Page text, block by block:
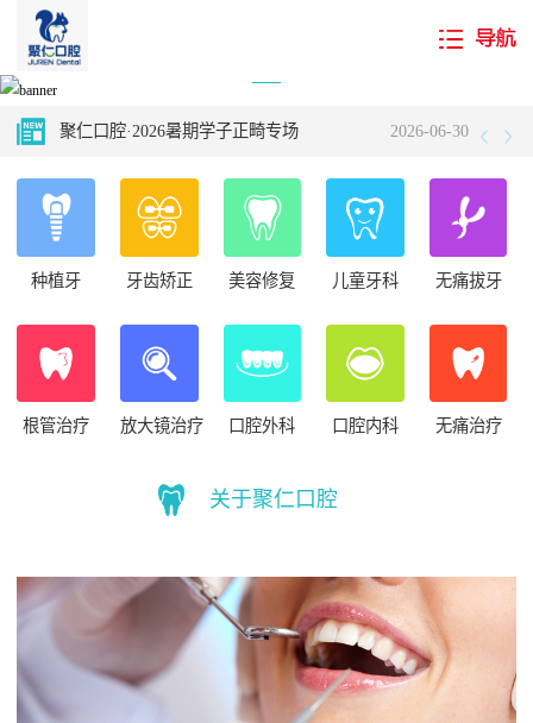
聚仁口腔·2026暑期学子正畸专场 2026-06-30
聚仁科普小栈——牙结石如何入侵牙齿的？看完你还敢不认真刷牙吗！ 2025-02-14
2024-10-23
怎样避免牙齿矫正失败？～一个日本人的经验谈 2026-07-21
聚仁口腔·2026暑期学子正畸专场 2026-06-30
种植牙 牙齿矫正 美容修复 儿童牙科 无痛拔牙
根管治疗 放大镜治疗 口腔外科 口腔内科 无痛治疗
关于聚仁口腔